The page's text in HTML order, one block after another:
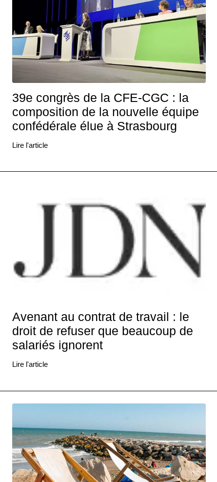
39e congrès de la CFE-CGC : la
composition de la nouvelle équipe
confédérale élue à Strasbourg
Lire l'article
Avenant au contrat de travail : le
droit de refuser que beaucoup de
salariés ignorent
Lire l'article